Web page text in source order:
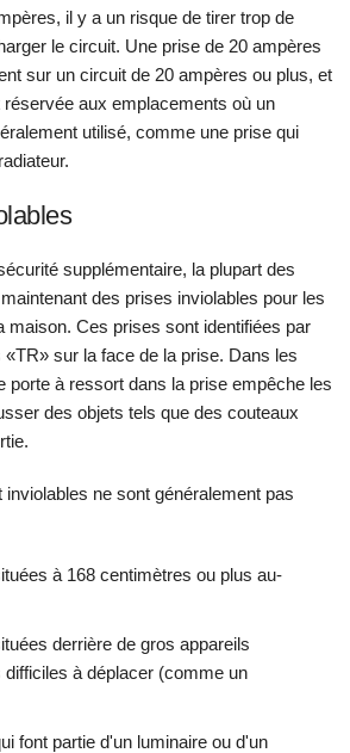
il y a un risque de tirer trop de
le circuit. Une prise de 20 ampères
sur un circuit de 20 ampères ou plus, et
aux emplacements où un
utilisé, comme une prise qui
supplémentaire, la plupart des
des prises inviolables pour les
maison. Ces prises sont identifiées par
sur la face de la prise. Dans les
porte à ressort dans la prise empêche les
des objets tels que des couteaux
ne sont généralement pas
à 168 centimètres ou plus au-
derrière de gros appareils
à déplacer (comme un
font partie d'un luminaire ou d'un